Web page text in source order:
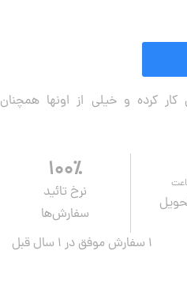
کرده و خیلی از اونها همچنان
۱۰۰٪
نرخ تائید
سفارش‌ها
1 سفارش موفق در ۱ سال قبل